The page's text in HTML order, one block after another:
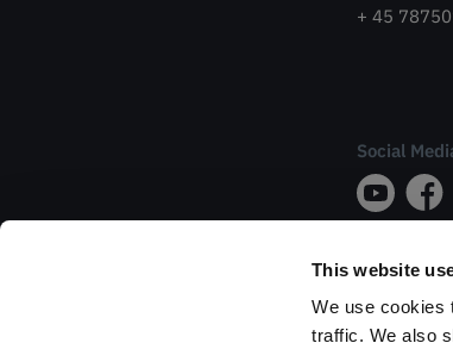
This website
We use cookies
traffic. We also
+ 45
Social